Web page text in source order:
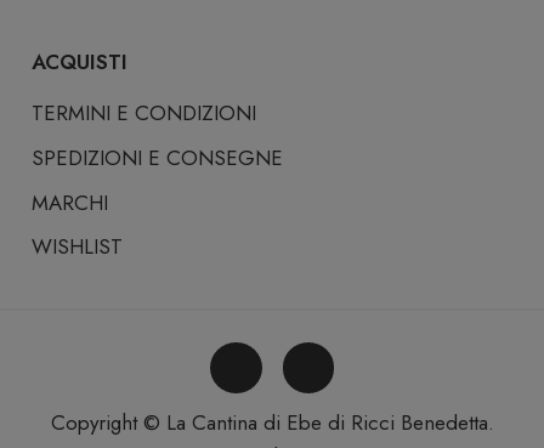
ACQUISTI
TERMINI E CONDIZIONI
SPEDIZIONI E CONSEGNE
MARCHI
WISHLIST
Copyright © La Cantina di Ebe di Ricci Benedetta.